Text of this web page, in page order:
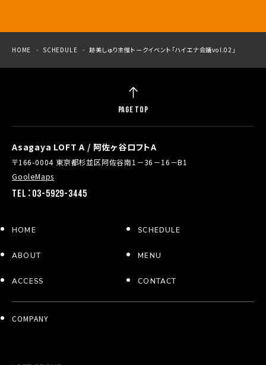
HOME SCHEDULE 跡美しゅり主催トークイベント「ハイエナ会議vol.02」
Asagaya LOFT A / 阿佐ヶ谷ロフトA
〒166-0004 東京都杉並区阿佐谷南1－36－16－B1
GooleMaps
TEL：03-5929-3445
HOME SCHEDULE
ABOUT MENU
ACCESS CONTACT
COMPANY
PAGE TOP